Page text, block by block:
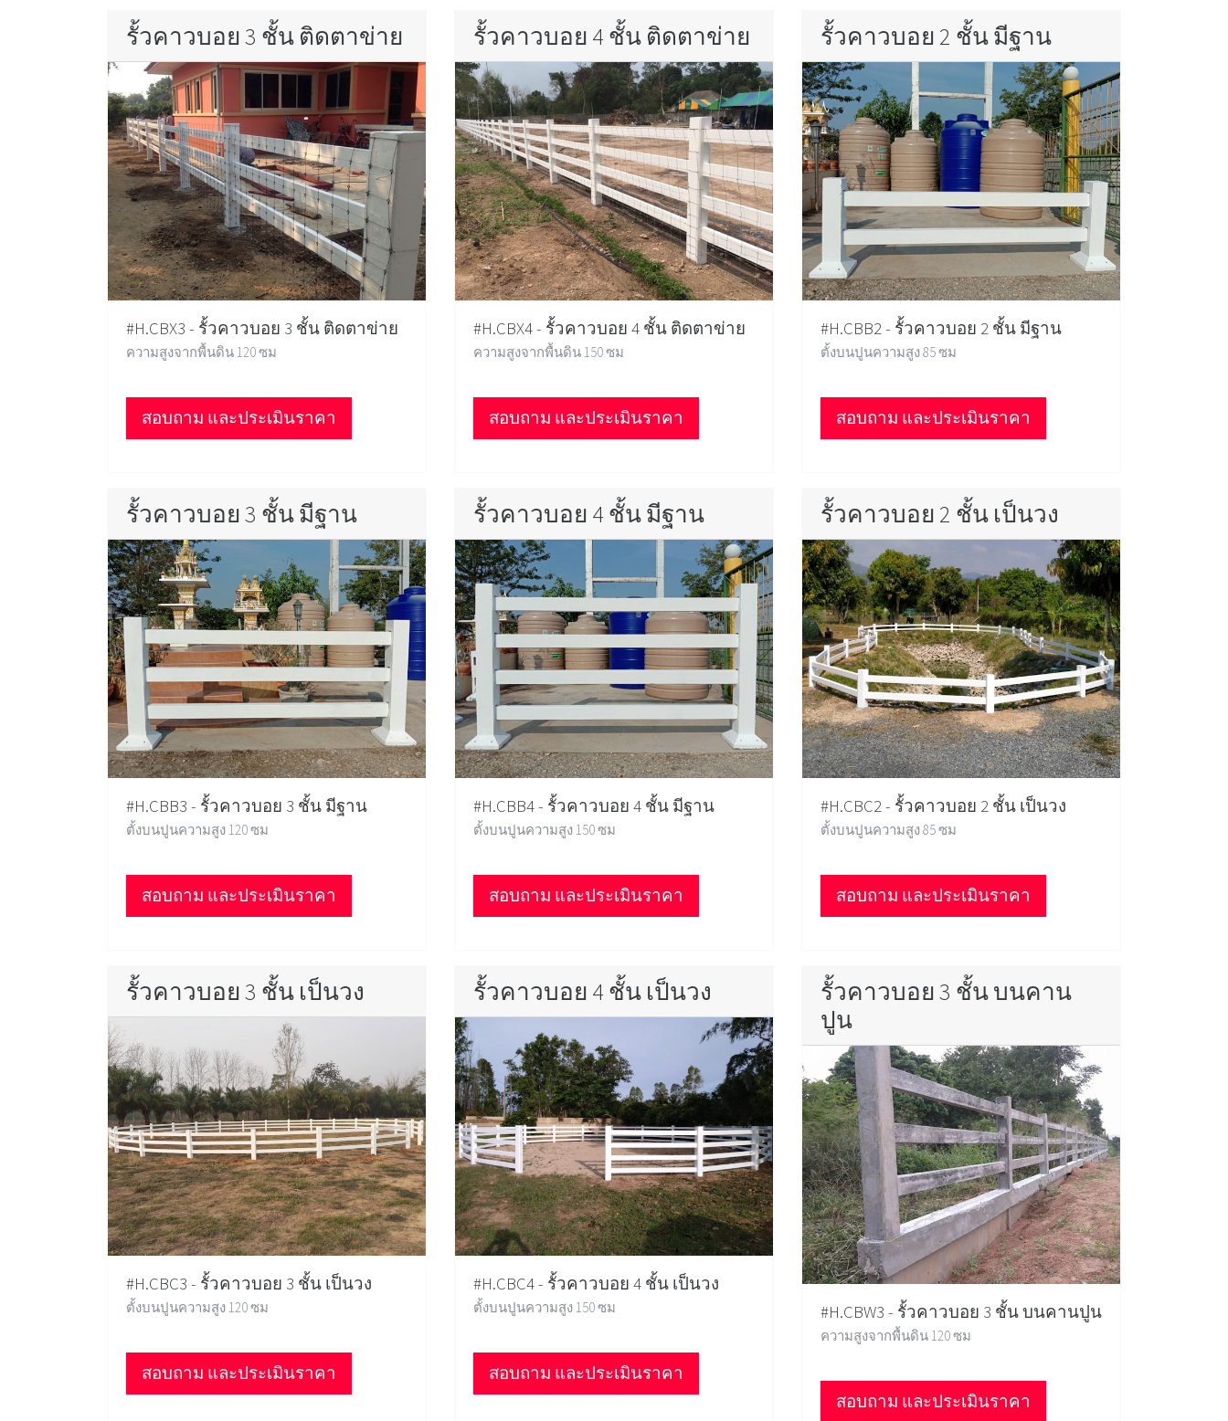
รั้วคาวบอย 3 ชั้น ติดตาข่าย
#H.CBX3 - รั้วคาวบอย 3 ชั้น ติดตาข่าย
ความสูงจากพื้นดิน 120 ซม
สอบถาม และประเมินราคา
รั้วคาวบอย 4 ชั้น ติดตาข่าย
#H.CBX4 - รั้วคาวบอย 4 ชั้น ติดตาข่าย
ความสูงจากพื้นดิน 150 ซม
สอบถาม และประเมินราคา
รั้วคาวบอย 2 ชั้น มีฐาน
#H.CBB2 - รั้วคาวบอย 2 ชั้น มีฐาน
ตั้งบนปูนความสูง 85 ซม
สอบถาม และประเมินราคา
รั้วคาวบอย 3 ชั้น มีฐาน
#H.CBB3 - รั้วคาวบอย 3 ชั้น มีฐาน
ตั้งบนปูนความสูง 120 ซม
สอบถาม และประเมินราคา
รั้วคาวบอย 4 ชั้น มีฐาน
#H.CBB4 - รั้วคาวบอย 4 ชั้น มีฐาน
ตั้งบนปูนความสูง 150 ซม
สอบถาม และประเมินราคา
รั้วคาวบอย 2 ชั้น เป็นวง
#H.CBC2 - รั้วคาวบอย 2 ชั้น เป็นวง
ตั้งบนปูนความสูง 85 ซม
สอบถาม และประเมินราคา
รั้วคาวบอย 3 ชั้น เป็นวง
#H.CBC3 - รั้วคาวบอย 3 ชั้น เป็นวง
ตั้งบนปูนความสูง 120 ซม
สอบถาม และประเมินราคา
รั้วคาวบอย 4 ชั้น เป็นวง
#H.CBC4 - รั้วคาวบอย 4 ชั้น เป็นวง
ตั้งบนปูนความสูง 150 ซม
สอบถาม และประเมินราคา
รั้วคาวบอย 3 ชั้น บนคาน
ปูน
#H.CBW3 - รั้วคาวบอย 3 ชั้น บนคานปูน
ความสูงจากพื้นดิน 120 ซม
สอบถาม และประเมินราคา